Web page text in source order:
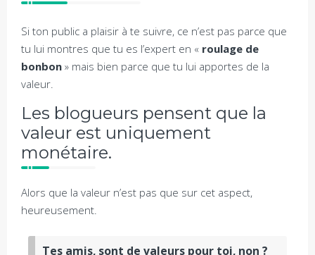
Si ton public a plaisir à te suivre, ce n’est pas parce que
tu lui montres que tu es l’expert en « roulage de
bonbon » mais bien parce que tu lui apportes de la
valeur.
Les blogueurs pensent que la
valeur est uniquement
monétaire.
Alors que la valeur n’est pas que sur cet aspect,
heureusement.
Tes amis, sont de valeurs pour toi, non ?